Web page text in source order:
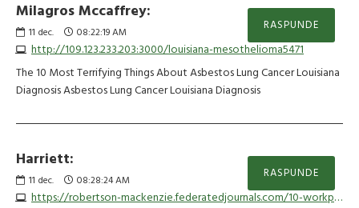
Milagros Mccaffrey:
11 dec. 08:22:19 AM
http://109.123.233.203:3000/louisiana-mesothelioma5471
RASPUNDE
The 10 Most Terrifying Things About Asbestos Lung Cancer Louisiana
Diagnosis Asbestos Lung Cancer Louisiana Diagnosis
Harriett:
11 dec. 08:28:24 AM
https://robertson-mackenzie.federatedjournals.com/10-workplace-injury-lawyer-tips-all-experts-recommend-1763175330
RASPUNDE